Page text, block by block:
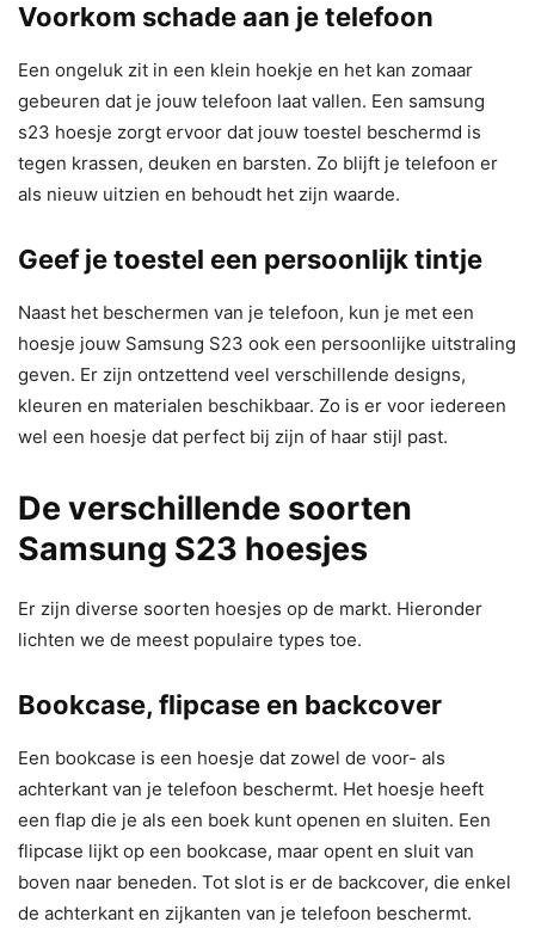
Voorkom schade aan je telefoon
Een ongeluk zit in een klein hoekje en het kan zomaar
gebeuren dat je jouw telefoon laat vallen. Een samsung
s23 hoesje zorgt ervoor dat jouw toestel beschermd is
tegen krassen, deuken en barsten. Zo blijft je telefoon er
als nieuw uitzien en behoudt het zijn waarde.
Geef je toestel een persoonlijk tintje
Naast het beschermen van je telefoon, kun je met een
hoesje jouw Samsung S23 ook een persoonlijke uitstraling
geven. Er zijn ontzettend veel verschillende designs,
kleuren en materialen beschikbaar. Zo is er voor iedereen
wel een hoesje dat perfect bij zijn of haar stijl past.
De verschillende soorten
Samsung S23 hoesjes
Er zijn diverse soorten hoesjes op de markt. Hieronder
lichten we de meest populaire types toe.
Bookcase, flipcase en backcover
Een bookcase is een hoesje dat zowel de voor- als
achterkant van je telefoon beschermt. Het hoesje heeft
een flap die je als een boek kunt openen en sluiten. Een
flipcase lijkt op een bookcase, maar opent en sluit van
boven naar beneden. Tot slot is er de backcover, die enkel
de achterkant en zijkanten van je telefoon beschermt.